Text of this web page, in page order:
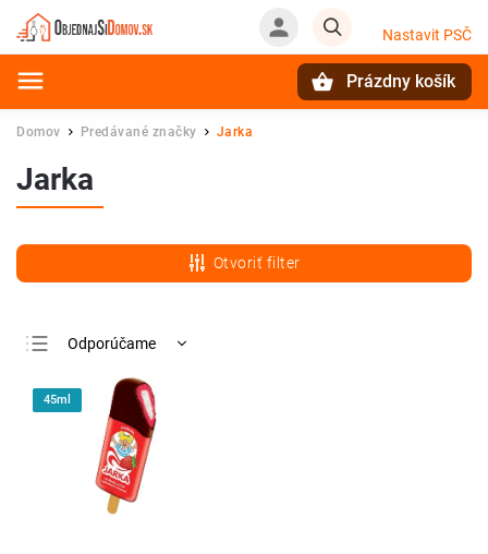
Nastavit PSČ
Prázdny košík
Domov / Predávané značky / Jarka
Jarka
Otvoriť filter
Odporúčame
Najlacnejšie
Najdrahšie
Najpredávanejšie
Abecedne
45ml